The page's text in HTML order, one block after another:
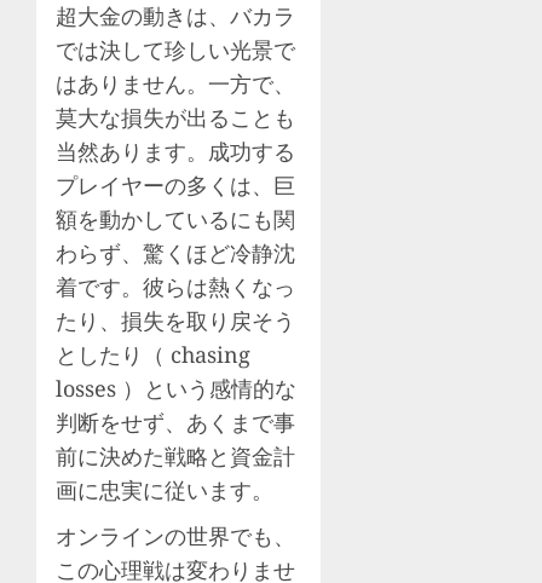
超大金の動きは、バカラ
では決して珍しい光景で
はありません。一方で、
莫大な損失が出ることも
当然あります。成功する
プレイヤーの多くは、巨
額を動かしているにも関
わらず、驚くほど冷静沈
着です。彼らは熱くなっ
たり、損失を取り戻そう
としたり（ chasing
losses ）という感情的な
判断をせず、あくまで事
前に決めた戦略と資金計
画に忠実に従います。
オンラインの世界でも、
この心理戦は変わりませ